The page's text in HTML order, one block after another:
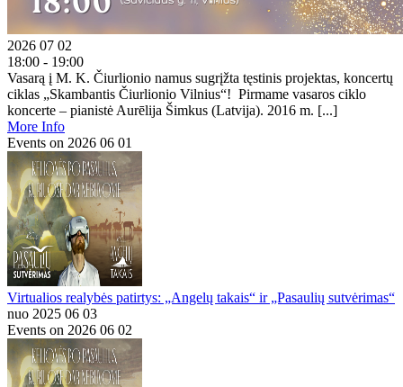
2026 07 02
18:00 - 19:00
Vasarą į M. K. Čiurlionio namus sugrįžta tęstinis projektas, koncertų
ciklas „Skambantis Čiurlionio Vilnius“! Pirmame vasaros ciklo
koncerte – pianistė Aurēlija Šimkus (Latvija). 2016 m. [...]
More Info
Events on 2026 06 01
Virtualios realybės patirtys: „Angelų takais“ ir „Pasaulių sutvėrimas“
nuo 2025 06 03
Events on 2026 06 02